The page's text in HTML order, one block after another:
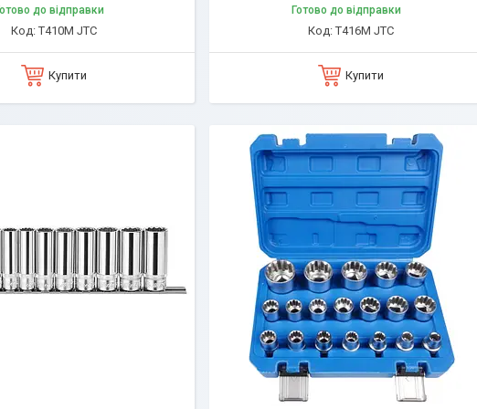
до відправки
T410M JTC
Купити
Готово до відправки
T416M JTC
Купити